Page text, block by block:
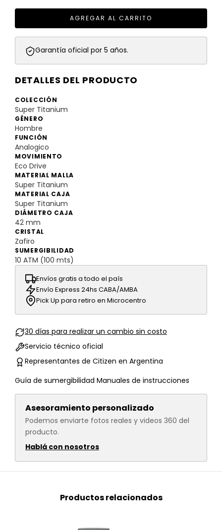
Garantía oficial por 5 años.
DETALLES DEL PRODUCTO
COLECCIÓN
Super Titanium
GÉNERO
Hombre
FUNCIÓN
Analogico
MOVIMIENTO
Eco Drive
MATERIAL MALLA
Super Titanium
MATERIAL CAJA
Super Titanium
DIÁMETRO CAJA
42 mm
CRISTAL
Zafiro
SUMERGIBILIDAD
10 ATM (100 mts)
Envíos gratis a todo el país
Envío Express 24hs CABA/AMBA
Pick Up para retiro en Microcentro
30 días para realizar un cambio sin costo
Servicio técnico oficial
Representantes de Citizen en Argentina
Guía de sumergibilidad Manuales de instrucciones
Asesoramiento personalizado
Podemos enviarte fotos reales y videos 360 del
producto.
Hablá con nosotros
Productos relacionados